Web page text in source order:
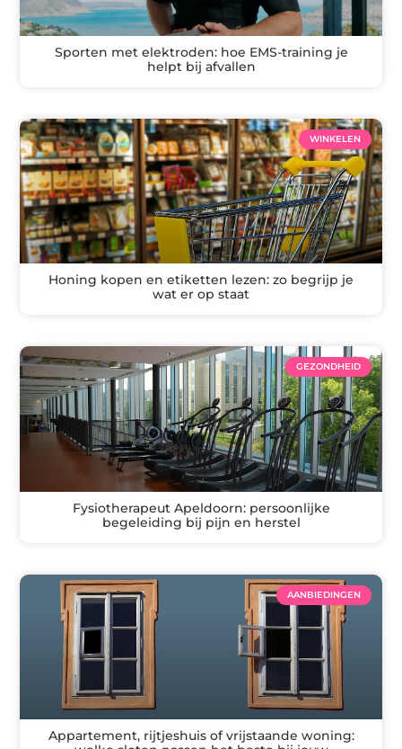
Sporten met elektroden: hoe EMS-training je
helpt bij afvallen
WINKELEN
Honing kopen en etiketten lezen: zo begrijp je
wat er op staat
GEZONDHEID
Fysiotherapeut Apeldoorn: persoonlijke
begeleiding bij pijn en herstel
AANBIEDINGEN
Appartement, rijtjeshuis of vrijstaande woning: